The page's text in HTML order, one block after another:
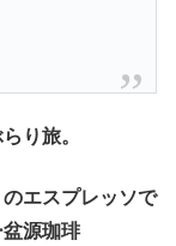
り旅。
エスプレッソで
源珈琲